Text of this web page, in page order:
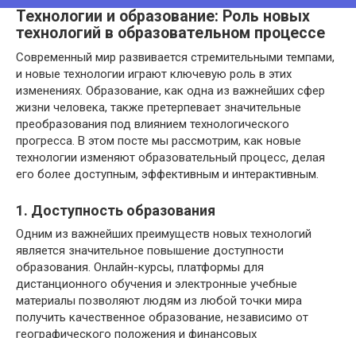
Технологии и образование: Роль новых
технологий в образовательном процессе
Современный мир развивается стремительными темпами,
и новые технологии играют ключевую роль в этих
изменениях. Образование, как одна из важнейших сфер
жизни человека, также претерпевает значительные
преобразования под влиянием технологического
прогресса. В этом посте мы рассмотрим, как новые
технологии изменяют образовательный процесс, делая
его более доступным, эффективным и интерактивным.
1. Доступность образования
Одним из важнейших преимуществ новых технологий
является значительное повышение доступности
образования. Онлайн-курсы, платформы для
дистанционного обучения и электронные учебные
материалы позволяют людям из любой точки мира
получить качественное образование, независимо от
географического положения и финансовых